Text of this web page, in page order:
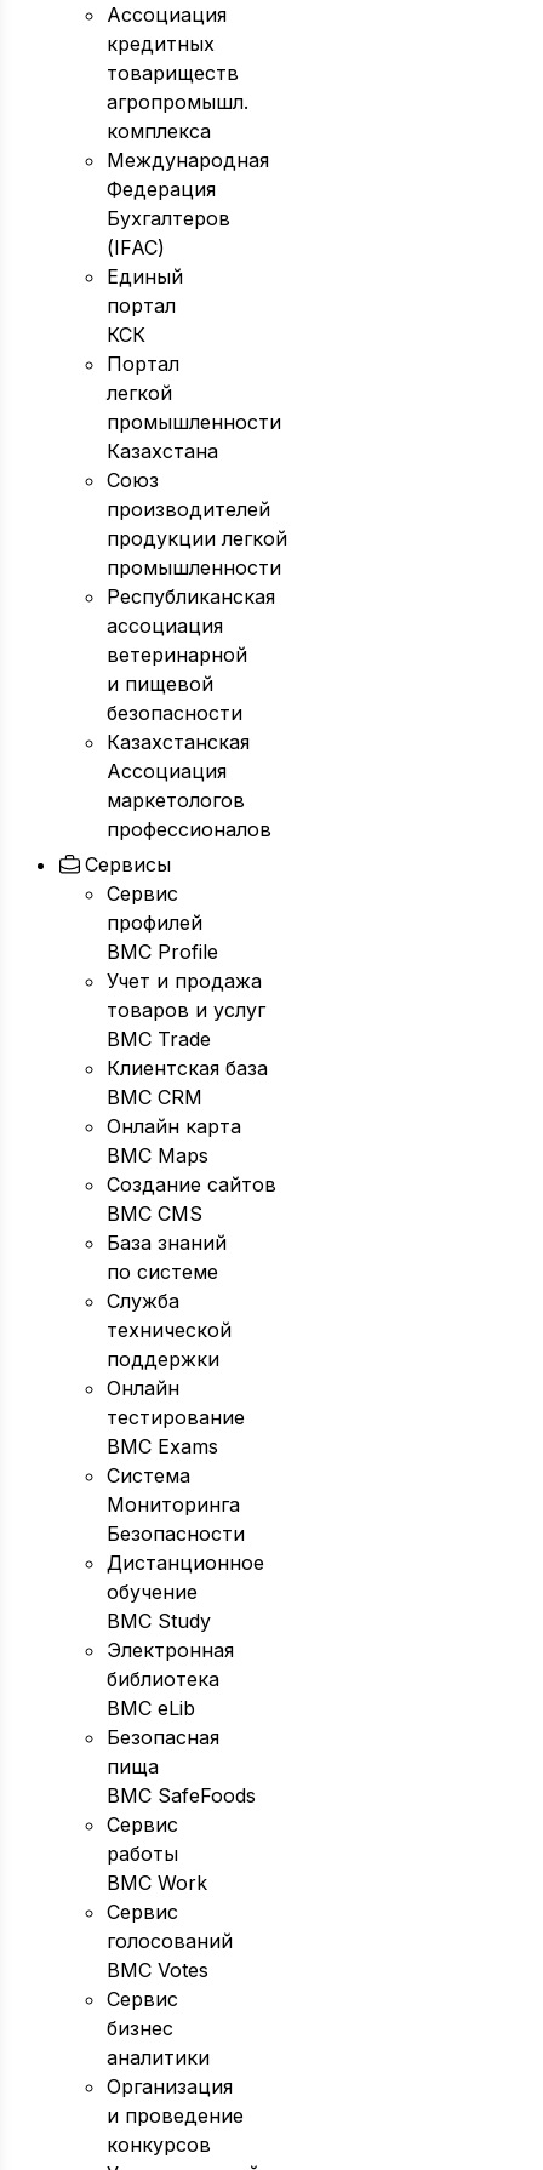
Ассоциация
кредитных
товариществ
агропромышл.
комплекса
Международная
Федерация
Бухгалтеров
(IFAC)
Единый
портал
КСК
Портал
легкой
промышленности
Казахстана
Союз
производителей
продукции легкой
промышленности
Республиканская
ассоциация
ветеринарной
и пищевой
безопасности
Казахстанская
Ассоциация
маркетологов
профессионалов
Сервисы
Сервис
профилей
BMC Profile
Учет и продажа
товаров и услуг
BMC Trade
Клиентская база
BMC CRM
Онлайн карта
BMC Maps
Создание сайтов
BMC CMS
База знаний
по системе
Служба
технической
поддержки
Онлайн
тестирование
BMC Exams
Система
Мониторинга
Безопасности
Дистанционное
обучение
BMC Study
Электронная
библиотека
BMC eLib
Безопасная
пища
BMC SafeFoods
Сервис
работы
BMC Work
Сервис
голосований
BMC Votes
Сервис
бизнес
аналитики
Организация
и проведение
конкурсов